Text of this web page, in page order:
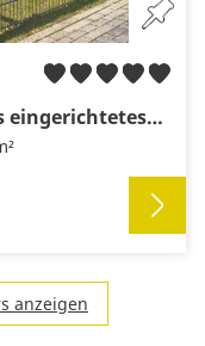
Behindertengerechtes luxuriös eingerichtetes Ferienhaus “Stickersgatt”
anzeigen